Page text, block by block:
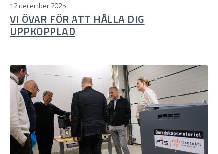
12 december 2025
VI ÖVAR FÖR ATT HÅLLA DIG
UPPKOPPLAD